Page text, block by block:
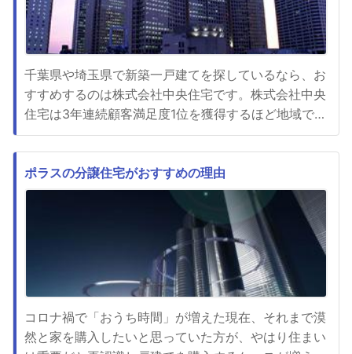
千葉県や埼玉県で新築一戸建てを探しているなら、お
すすめするのは株式会社中央住宅です。株式会社中央
住宅は3年連続顧客満足度1位を獲得するほど地域で評
判が良く、実際に多くの人が新しい住まいを購入して
いる不動産会社です。夢だったマイホームを手に入れ
ても、実際に住み始めると暮らしにくいなどさまざま
な理由からストレスを感じる人は多くて、顧客満足度
ポラスの分譲住宅がおすすめの理由
コロナ禍で「おうち時間」が増えた現在、それまで漠
然と家を購入したいと思っていた方が、やはり住まい